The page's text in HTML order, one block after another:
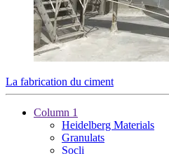
La fabrication du ciment
Column 1
Heidelberg Materials
Granulats
Socli